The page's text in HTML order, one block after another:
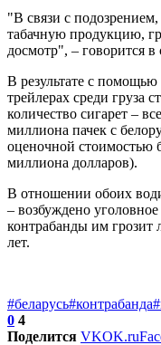
"В связи с
табачную продукцию,
досмотр", – говорится
В результате с помощью
трейлерах среди груза
количество сигарет –
миллиона пачек с
оценочной стоимостью
миллиона долларов).
В отношении обоих
– возбуждено
контрабанды им грозит
лет.
#беларусь#контрабанда
0 4
Поделится VKOK.ru